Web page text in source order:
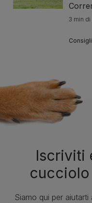
3 min di
Iscriviti
cucciolo
Siamo qui per